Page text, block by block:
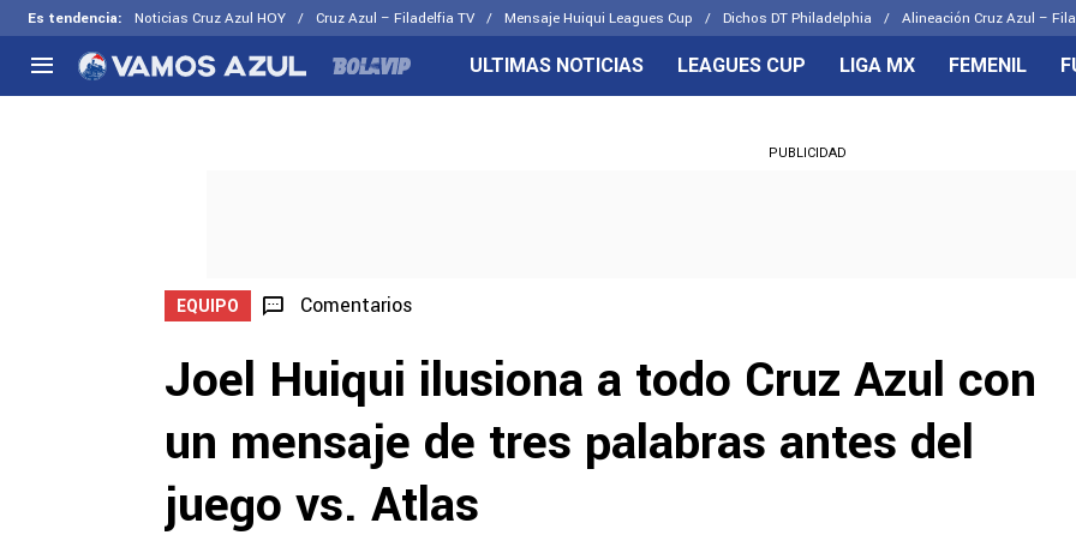
Es tendencia: Noticias Cruz Azul HOY Cruz Azul – Filadelfia TV Mensaje Huiqui Leagues Cup Dichos DT Philadelphia Alineación Cruz Azul –
Selección Mexicana
CELESTES
ULTIMAS NOTICIAS LEAGUES CUP LIGA MX FEMENIL
PUBLICIDAD
EQUIPO Comentarios
Joel Huiqui ilusiona a todo Cruz Azul con
un mensaje de tres palabras antes del
juego vs. Atlas